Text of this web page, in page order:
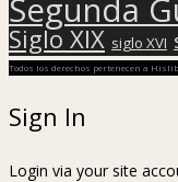
Segunda
Siglo XIX siglo XVI
Todos los derechos pertenecen a
Sign In
Login via your site